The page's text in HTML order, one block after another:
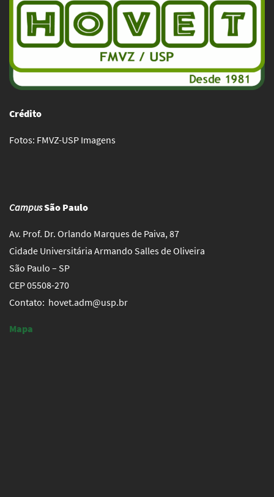
Crédito
Fotos: FMVZ-USP Imagens
CampusSão Paulo
Av. Prof. Dr. Orlando Marques de Paiva, 87
Cidade Universitária Armando Salles de Oliveira
São Paulo – SP
CEP 05508-270
Contato: hovet.adm@usp.br
Mapa